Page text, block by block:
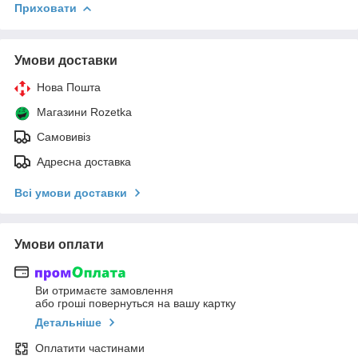
Приховати
Умови доставки
Нова Пошта
Магазини Rozetka
Самовивіз
Адресна доставка
Всі умови доставки
Умови оплати
Ви отримаєте замовлення
або гроші повернуться на вашу картку
Детальніше
Оплатити частинами